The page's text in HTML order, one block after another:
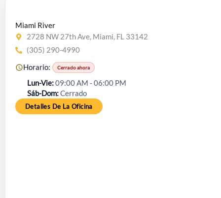
Miami River
2728 NW 27th Ave, Miami, FL 33142
(305) 290-4990
Horario: Cerrado ahora
Lun-Vie 09:00 AM - 06:00 PM
Sáb-Dom Cerrado
Detalles De La Oficina